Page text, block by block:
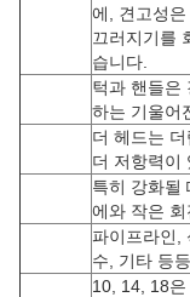
에, 견고성
끄러지기를
습니다.
턱과 핸들은
하는 기울어
더 헤드는
더 저항력이
특히 강화될
에와 작은 회
파이프라인,
수, 기타 등
10, 14, 18은